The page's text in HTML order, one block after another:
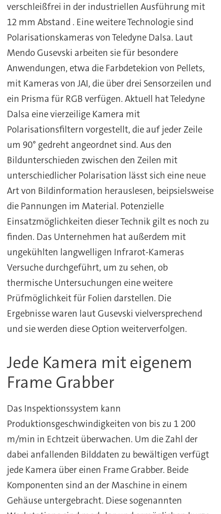
verschleißfrei in der industriellen Ausführung mit
12 mm Abstand . Eine weitere Technologie sind
Polarisationskameras von Teledyne Dalsa. Laut
Mendo Gusevski arbeiten sie für besondere
Anwendungen, etwa die Farbdetekion von Pellets,
mit Kameras von JAI, die über drei Sensorzeilen und
ein Prisma für RGB verfügen. Aktuell hat Teledyne
Dalsa eine vierzeilige Kamera mit
Polarisationsfiltern vorgestellt, die auf jeder Zeile
um 90° gedreht angeordnet sind. Aus den
Bildunterschieden zwischen den Zeilen mit
unterschiedlicher Polarisation lässt sich eine neue
Art von Bildinformation herauslesen, beipsielsweise
die Pannungen im Material. Potenzielle
Einsatzmöglichkeiten dieser Technik gilt es noch zu
finden. Das Unternehmen hat außerdem mit
ungekühlten langwelligen Infrarot-Kameras
Versuche durchgeführt, um zu sehen, ob
thermische Untersuchungen eine weitere
Prüfmöglichkeit für Folien darstellen. Die
Ergebnisse waren laut Gusevski vielversprechend
und sie werden diese Option weiterverfolgen.
Jede Kamera mit eigenem
Frame Grabber
Das Inspektionssystem kann
Produktionsgeschwindigkeiten von bis zu 1 200
m/min in Echtzeit überwachen. Um die Zahl der
dabei anfallenden Bilddaten zu bewältigen verfügt
jede Kamera über einen Frame Grabber. Beide
Komponenten sind an der Maschine in einem
Gehäuse untergebracht. Diese sogenannten